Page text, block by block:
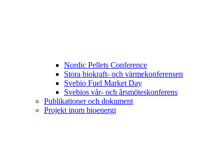
Nordic Pellets Conference
Stora biokraft- och värmekonferensen
Svebio Fuel Market Day
Svebios vår- och årsmöteskonferens
Publikationer och dokument
Projekt inom bioenergi